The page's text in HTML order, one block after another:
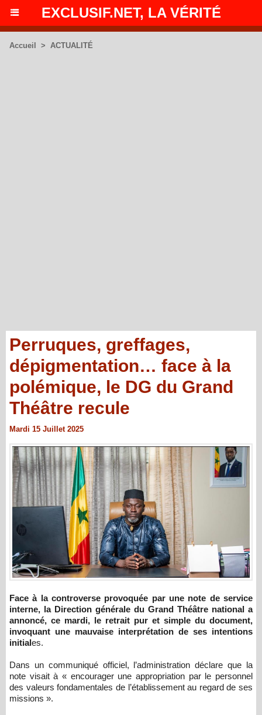
EXCLUSIF.NET, LA VÉRITÉ
Accueil > ACTUALITÉ
Perruques, greffages,
dépigmentation… face à la
polémique, le DG du Grand
Théâtre recule
Mardi 15 Juillet 2025
Face à la controverse provoquée par une note de service
interne, la Direction générale du Grand Théâtre national a
annoncé, ce mardi, le retrait pur et simple du document,
invoquant une mauvaise interprétation de ses intentions
initiales.
Dans un communiqué officiel, l’administration déclare que la
note visait à « encourager une appropriation par le personnel
des valeurs fondamentales de l’établissement au regard de ses
missions ».